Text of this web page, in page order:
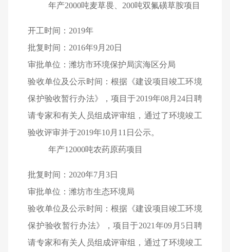
年产2000吨麦草畏、200吨双氟磺草胺项目
开工时间：2019年
批复时间：2016年9月20日
审批单位：潍坊市环境保护局滨海区分局
验收单位及公示时间：根据《建设项目竣工环境
保护验收暂行办法》，项目于2019年08月24日聘
请专家和有关人员组成评审组，通过了环境竣工
验收评审并于2019年10月11日公示。
年产12000吨农药原药项目
批复时间：2020年7月3日
审批单位：潍坊市生态环境局
验收单位及公示时间：根据《建设项目竣工环境
保护验收暂行办法》，项目于2021年09月5日聘
请专家和有关人员组成评审组，通过了环境竣工